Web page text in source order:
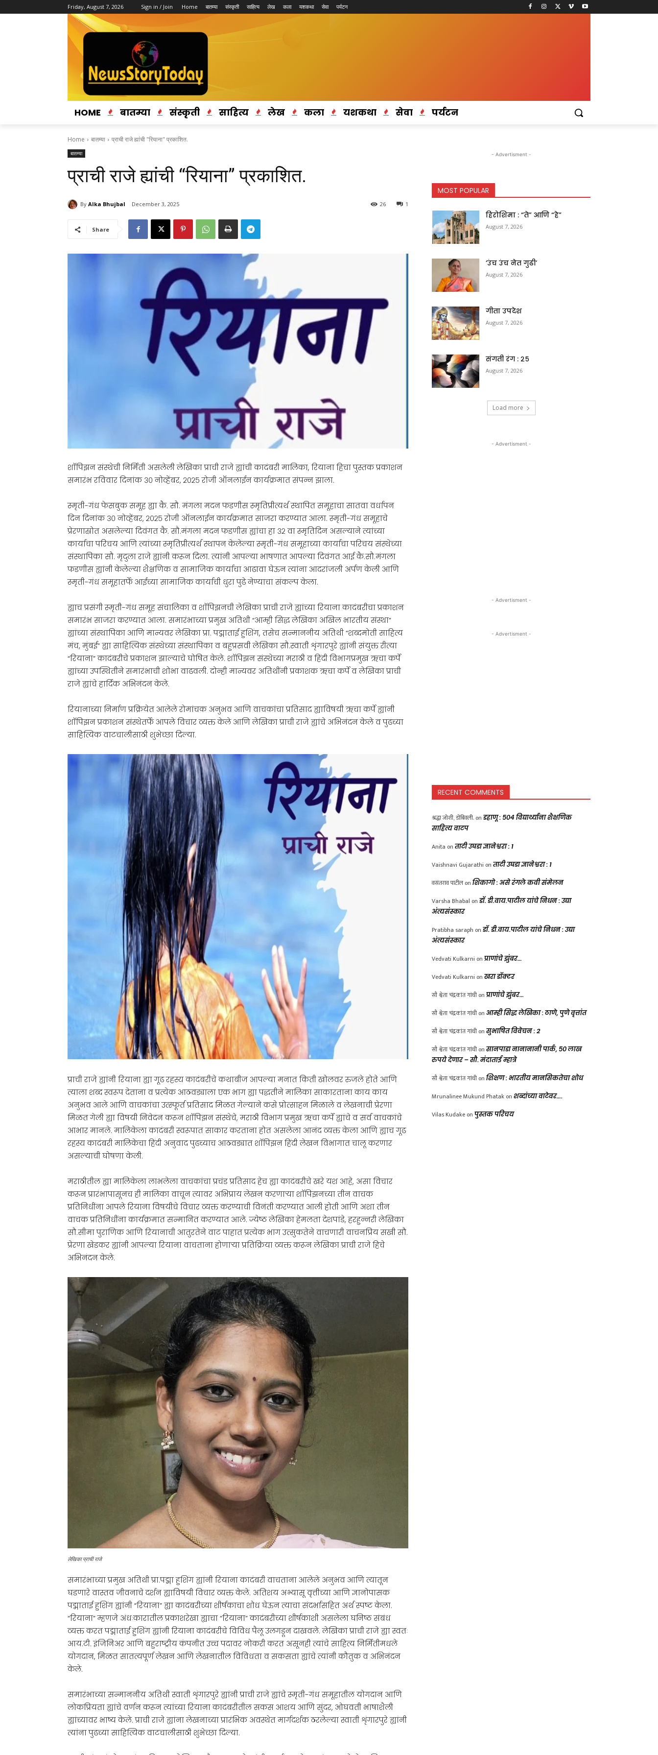
Friday, August 7, 2026 Sign in / Join Home बातम्या संस्कृती साहित्य लेख कला यशकथा सेवा पर्यटन
HOME बातम्या संस्कृती साहित्य लेख कला यशकथा सेवा पर्यटन
Home बातम्या प्राची राजे ह्यांची "रियाना" प्रकाशित.
बातम्या
प्राची राजे ह्यांची “रियाना” प्रकाशित.
By Alka Bhujbal December 3, 2025 1
26
Share
शाॅपिझन संस्थेची निर्मिती असलेली लेखिका प्राची राजे ह्यांची कादंबरी मालिका, रियाना हिचा पुस्तक प्रकाशन
समारंभ रविवार दिनांक ३० नोव्हेंबर, २०२५ रोजी ऑनलाईन कार्यक्रमात संपन्न झाला.
स्मृती-गंध फेसबुक समूह ह्या कै. सौ. मंगला मदन फडणीस स्मृतिप्रीत्यर्थ स्थापित समूहाचा सातवा वर्धापन
दिन दिनांक ३० नोव्हेंबर, २०२५ रोजी ऑनलाईन कार्यक्रमात साजरा करण्यात आला. स्मृती-गंध समूहाचे
प्रेरणास्रोत असलेल्या दिवंगत कै. सौ.मंगला मदन फडणीस ह्यांचा हा ३२ वा स्मृतिदिन असल्याने त्यांच्या
कार्याचा परिचय आणि त्यांच्या स्मृतिप्रीत्यर्थ स्थापन केलेल्या स्मृती-गंध समूहाच्या कार्याचा परिचय संस्थेच्या
संस्थापिका सौ. मृदुला राजे ह्यांनी करून दिला. त्यांनी आपल्या भाषणात आपल्या दिवंगत आई कै.सौ.मंगला
फडणीस ह्यांनी केलेल्या शैक्षणिक व सामाजिक कार्याचा आढावा घेऊन त्यांना आदरांजली अर्पण केली आणि
स्मृती-गंध समूहातर्फे आईच्या सामाजिक कार्याची धुरा पुढे नेण्याचा संकल्प केला.
ह्याच प्रसंगी स्मृती-गंध समूह संचालिका व शाॅपिझनची लेखिका प्राची राजे ह्यांच्या रियाना कादंबरीचा प्रकाशन
समारंभ साजरा करण्यात आला. समारंभाच्या प्रमुख अतिथी “आम्ही सिद्ध लेखिका अखिल भारतीय संस्था”
ह्यांच्या संस्थापिका आणि मान्यवर लेखिका प्रा. पद्माताई हुशिंग, तसेच सन्माननीय अतिथी “शब्दमोती साहित्य
मंच, मुंबई” ह्या साहित्यिक संस्थेच्या संस्थापिका व बहुप्रसवी लेखिका सौ.स्वाती शृंगारपुरे ह्यांनी संयुक्त रीत्या
“रियाना” कादंबरीचे प्रकाशन झाल्याचे घोषित केले. शाॅपिझन संस्थेच्या मराठी व हिंदी विभागप्रमुख ऋचा कर्पे
ह्यांच्या उपस्थितीने समारंभाची शोभा वाढवली. दोन्ही मान्यवर अतिथींनी प्रकाशक ऋचा कर्पे व लेखिका प्राची
राजे ह्यांचे हार्दिक अभिनंदन केले.
रियानाच्या निर्माण प्रक्रियेत आलेले रोमांचक अनुभव आणि वाचकांचा प्रतिसाद ह्याविषयी ऋचा कर्पे ह्यांनी
शाॅपिझन प्रकाशन संस्थेतर्फे आपले विचार व्यक्त केले आणि लेखिका प्राची राजे ह्यांचे अभिनंदन केले व पुढच्या
साहित्यिक वाटचालीसाठी शुभेच्छा दिल्या.
प्राची राजे ह्यांनी रियाना ह्या गूढ रहस्य कादंबरीचे कथाबीज आपल्या मनात किती खोलवर रुजले होते आणि
त्याला शब्द स्वरूप देताना व प्रत्येक आठवड्याला एक भाग ह्या पद्धतीने मालिका साकारताना काय काय
अनुभव आले आणि वाचकांचा उत्स्फूर्त प्रतिसाद मिळत गेल्याने कसे प्रोत्साहन मिळाले व लेखनाची प्रेरणा
मिळत गेली ह्या विषयी निवेदन करून शाॅपिझन संस्थेचे, मराठी विभाग प्रमुख ऋचा कर्पे ह्यांचे व सर्व वाचकांचे
आभार मानले. मालिकेला कादंबरी स्वरूपात साकार करताना होत असलेला आनंद व्यक्त केला आणि ह्याच गूढ
रहस्य कादंबरी मालिकेचा हिंदी अनुवाद पुढच्याच आठवड्यात शाॅपिझन हिंदी लेखन विभागात चालू करणार
असल्याची घोषणा केली.
मराठीतील ह्या मालिकेला लाभलेला वाचकांचा प्रचंड प्रतिसाद हेच ह्या कादंबरीचे खरे यश आहे, असा विचार
करून प्रारंभापासूनच ही मालिका वाचून त्यावर अभिप्राय लेखन करणाऱ्या शाॅपिझनच्या तीन वाचक
प्रतिनिधींना आपले रियाना विषयीचे विचार व्यक्त करण्याची विनंती करण्यात आली होती आणि अशा तीन
वाचक प्रतिनिधींना कार्यक्रमात सन्मानित करण्यात आले. ज्येष्ठ लेखिका हेमलता देशपांडे, हरहुन्नरी लेखिका
सौ.सीमा पुराणिक आणि रियानाची आतुरतेने वाट पाहात प्रत्येक भाग उत्सुकतेने वाचणारी वाचनप्रिय सखी सौ.
प्रेरणा खेडकर ह्यांनी आपल्या रियाना वाचताना होणाऱ्या प्रतिक्रिया व्यक्त करून लेखिका प्राची राजे हिचे
अभिनंदन केले.
लेखिका प्राची राजे
समारंभाच्या प्रमुख अतिथी प्रा.पद्मा हुशिंग ह्यांनी रियाना कादंबरी वाचताना आलेले अनुभव आणि त्यातून
घडणारे वास्तव जीवनाचे दर्शन ह्याविषयी विचार व्यक्त केले. अतिशय अभ्यासू वृत्तीच्या आणि ज्ञानोपासक
पद्माताई हुशिंग ह्यांनी “रियाना” ह्या कादंबरीच्या शीर्षकाचा शोध घेऊन त्याचा संदर्भासहित अर्थ स्पष्ट केला.
“रियाना” म्हणजे अंधःकारातील प्रकाशरेखा ह्याचा “रियाना” कादंबरीच्या शीर्षकाशी असलेला घनिष्ठ संबंध
व्यक्त करत पद्माताई हुशिंग ह्यांनी रियाना कादंबरीचे विविध पैलू उलगडून दाखवले. लेखिका प्राची राजे ह्या स्वतः
आय.टी. इंजिनिअर आणि बहुराष्ट्रीय कंपनीत उच्च पदावर नोकरी करत असूनही त्यांचे साहित्य निर्मितीमधले
योगदान, मिळत सातत्यपूर्ण लेखन आणि लेखनातील विविधता व सकसता ह्यांचे त्यांनी कौतुक व अभिनंदन
केले.
समारंभाच्या सन्माननीय अतिथी स्वाती शृंगारपुरे ह्यांनी प्राची राजे ह्यांचे स्मृती-गंध समूहातील योगदान आणि
लोकप्रियता ह्यांचे वर्णन करून त्यांच्या रियाना कादंबरीतील सकस आशय आणि सुंदर, ओघवती भाषाशैली
ह्यांच्यावर भाष्य केले. प्राची राजे ह्यांना लेखनाच्या प्रारंभिक अवस्थेत मार्गदर्शक ठरलेल्या स्वाती शृंगारपुरे ह्यांनी
त्यांना पुढच्या साहित्यिक वाटचालीसाठी शुभेच्छा दिल्या.
- Advertisment -
MOST POPULAR
हिरोशिमा : “ते” आणि “हे”
August 7, 2026
‘उंच उंच नेत गुढी’
August 7, 2026
गीता उपदेश
August 7, 2026
संगती रंग : २५
August 7, 2026
Load more
- Advertisment -
- Advertisment -
- Advertisment -
RECENT COMMENTS
श्रद्धा जोशी, डोंबिवली. on डहाणू : ५०४ विद्यार्थ्यांना शैक्षणिक
साहित्य वाटप
Anita on ताटी उघडा ज्ञानेश्वरा : 1
Vaishnavi Gujarathi on ताटी उघडा ज्ञानेश्वरा : 1
वसंतराव पाटील on शिकागो : असे रंगले कवी संमेलन
Varsha Bhabal on डॉ. डी.वाय.पाटील यांचे निधन : उद्या
अंत्यसंस्कार
Pratibha saraph on डॉ. डी.वाय.पाटील यांचे निधन : उद्या
अंत्यसंस्कार
Vedvati Kulkarni on प्राणांचे झुंबर…
Vedvati Kulkarni on खरा डॉक्टर
सौ श्वेता चंद्रकांत गांधी on प्राणांचे झुंबर…
सौ श्वेता चंद्रकांत गांधी on आम्ही सिद्ध लेखिका : ठाणे, पुणे वृत्तांत
सौ श्वेता चंद्रकांत गांधी on सुभाषित विवेचन : 2
सौ श्वेता चंद्रकांत गांधी on सानपाडा नानानानी पार्क, ५० लाख
रुपये देणार – सौ. मंदाताई म्हात्रे
सौ श्वेता चंद्रकांत गांधी on शिक्षण : भारतीय मानसिकतेचा शोध
Mrunalinee Mukund Phatak on शब्दांच्या वाटेवर….
Vilas Kudake on पुस्तक परिचय